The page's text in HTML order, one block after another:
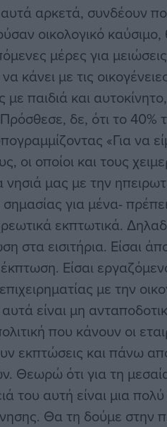
αρκετά, συνδέουν
οικολογικό
μέρες για μειώσεις
κάνει με τις
με παιδιά και
δε, ότι το 40%
«Για να
οι οποίοι και τους
μας με την
για μένα-
εκπτωτικά.
στα εισιτήρια. Είσαι
Είσαι
με την
είναι μη
που κάνουν οι
εκπτώσεις και πάνω
Θεωρώ ότι για τη
του αυτή είναι μια
Θα τη δούμε στην